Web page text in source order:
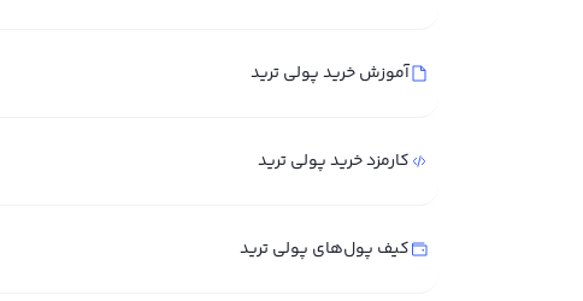
آموزش خرید پولی ترید
کارمزد خرید پولی ترید
کیف پول‌های پولی ترید